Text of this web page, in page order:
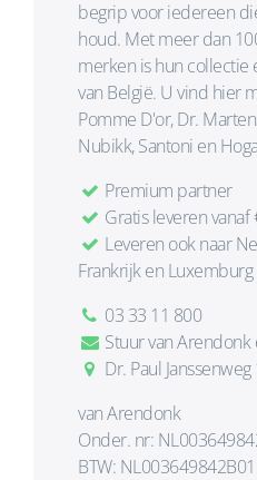
begrip voor iedereen
houd. Met meer dan
merken is hun collectie
van België. U vind hier
Pomme D'or, Dr.
Nubikk, Santoni en
Premium partner
Gratis leveren vanaf
Leveren ook naar
Frankrijk en Luxemburg
03 33 11 800
Stuur van
Dr. Paul
van Arendonk
Onder. nr:
BTW: NL003649842B01